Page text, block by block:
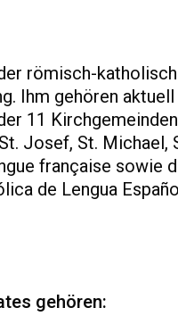
römisch-
Ihm gehören
11
Josef, St. Michael,
française sowie
de Lengua
gehören: